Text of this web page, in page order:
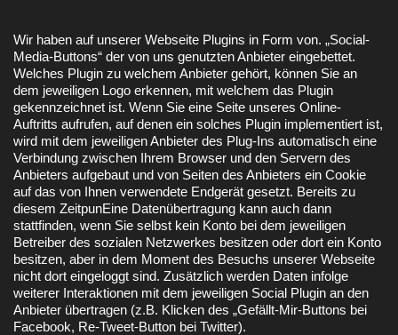
Wir haben auf unserer Webseite Plugins in Form von. „Social-
Media-Buttons“ der von uns genutzten Anbieter eingebettet.
Welches Plugin zu welchem Anbieter gehört, können Sie an
dem jeweiligen Logo erkennen, mit welchem das Plugin
gekennzeichnet ist. Wenn Sie eine Seite unseres Online-
Auftritts aufrufen, auf denen ein solches Plugin implementiert ist,
wird mit dem jeweiligen Anbieter des Plug-Ins automatisch eine
Verbindung zwischen Ihrem Browser und den Servern des
Anbieters aufgebaut und von Seiten des Anbieters ein Cookie
auf das von Ihnen verwendete Endgerät gesetzt. Bereits zu
diesem ZeitpunEine Datenübertragung kann auch dann
stattfinden, wenn Sie selbst kein Konto bei dem jeweiligen
Betreiber des sozialen Netzwerkes besitzen oder dort ein Konto
besitzen, aber in dem Moment des Besuchs unserer Webseite
nicht dort eingeloggt sind. Zusätzlich werden Daten infolge
weiterer Interaktionen mit dem jeweiligen Social Plugin an den
Anbieter übertragen (z.B. Klicken des „Gefällt-Mir-Buttons bei
Facebook, Re-Tweet-Button bei Twitter).